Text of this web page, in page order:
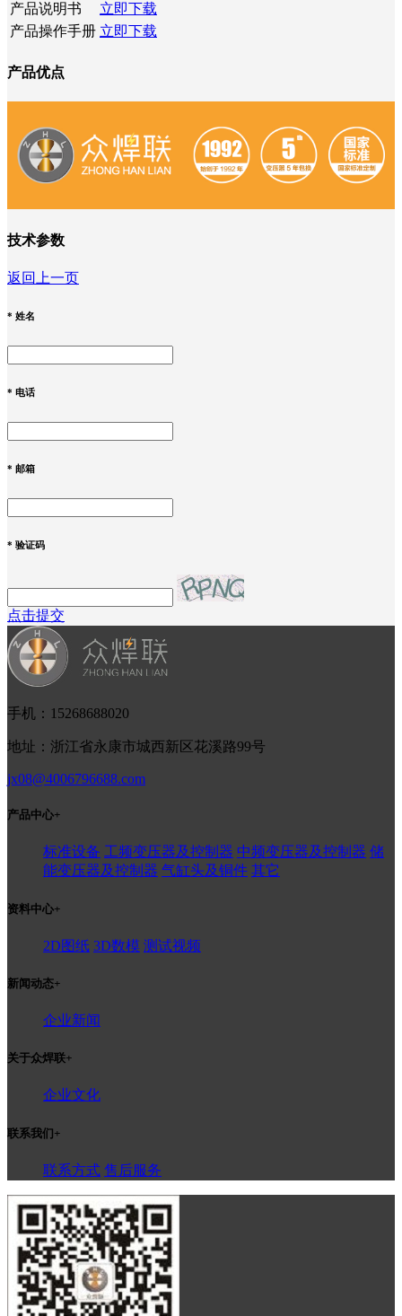
产品说明书
立即下载
产品操作手册 立即下载
产品优点
技术参数
返回上一页
* 姓名
* 电话
* 邮箱
* 验证码
点击提交
手机：15268688020
地址：浙江省永康市城西新区花溪路99号
jx08@4006796688.com
产品中心+
标准设备 工频变压器及控制器 中频变压器及控制器 储
能变压器及控制器 气缸头及铜件 其它
资料中心+
2D图纸 3D数模 测试视频
新闻动态+
企业新闻
关于众焊联+
企业文化
联系我们+
联系方式 售后服务